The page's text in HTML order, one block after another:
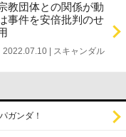
団体との関係が動
事件を安倍批判のせ
2022.07.10 | スキャンダル
ガンダ！